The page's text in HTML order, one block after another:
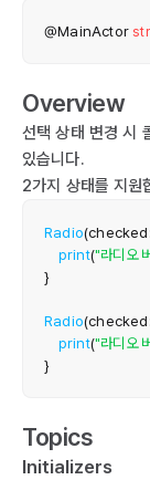
@MainActor
Overview
선택 상태 변경 시
있습니다.
2가지 상태를 지원
Radio(checked
print("라디오
}
Radio(checked
print("라디오
}
Topics
Initializers